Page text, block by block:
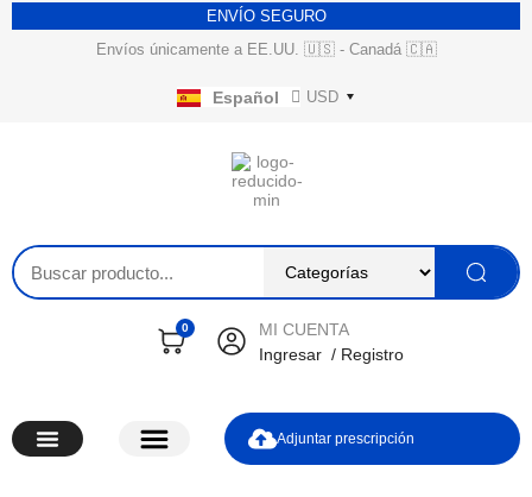
ENVÍO SEGURO
Envíos únicamente a EE.UU. 🇺🇸 - Canadá 🇨🇦
Español
English USD
0
MI CUENTA
Ingresar / Registro
Adjuntar prescripción